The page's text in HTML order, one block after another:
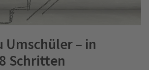
Umschüler – in
Schritten